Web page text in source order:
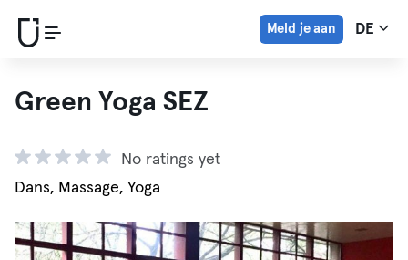
Meld je aan DE
Green Yoga SEZ
No ratings yet
Dans, Massage, Yoga